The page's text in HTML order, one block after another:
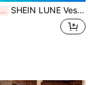
Últimos 2 dias SHEIN LUNE Vestido Casual com Decote em V, Babados e Estampa Floral em Plus Size